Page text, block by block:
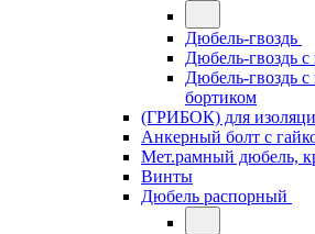
Дюбель-гвоздь
Дюбель-гвоздь
Дюбель-гвоздь
бортиком
(ГРИБОК) для
Анкерный болт с
Мет.рамный дюбель,
Винты
Дюбель распорный